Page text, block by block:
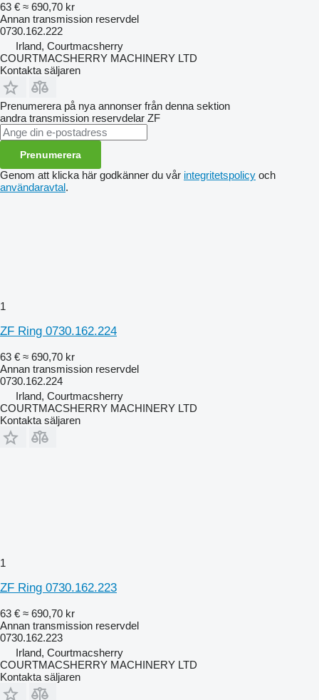
63 € ≈ 690,70 kr
Annan transmission reservdel
0730.162.222
Irland, Courtmacsherry
COURTMACSHERRY MACHINERY LTD
Kontakta säljaren
Prenumerera på nya annonser från denna sektion
andra transmission reservdelar ZF
Prenumerera
Genom att klicka här godkänner du vår integritetspolicy och
användaravtal.
1
ZF Ring 0730.162.224
63 € ≈ 690,70 kr
Annan transmission reservdel
0730.162.224
Irland, Courtmacsherry
COURTMACSHERRY MACHINERY LTD
Kontakta säljaren
1
ZF Ring 0730.162.223
63 € ≈ 690,70 kr
Annan transmission reservdel
0730.162.223
Irland, Courtmacsherry
COURTMACSHERRY MACHINERY LTD
Kontakta säljaren